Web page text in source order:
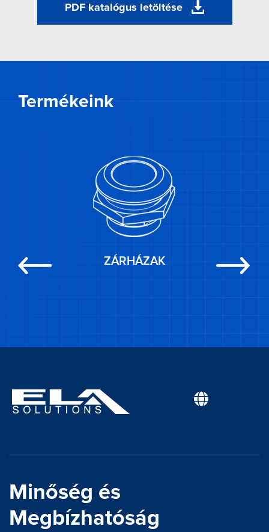
PDF katalógus letöltése
Termékeink
ZÁRHÁZAK
Minőség és
Megbízhatóság